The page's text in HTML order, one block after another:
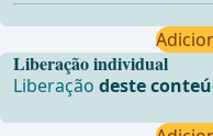
Liberação individual
Liberaçãodeste